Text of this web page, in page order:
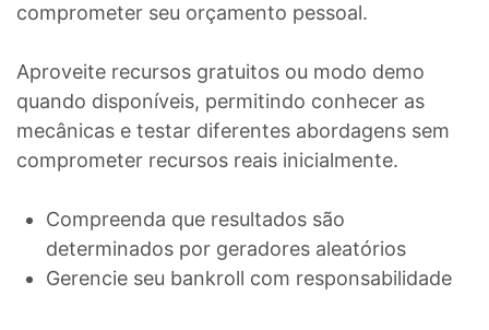
comprometer seu orçamento pessoal.
Aproveite recursos gratuitos ou modo demo
quando disponíveis, permitindo conhecer as
mecânicas e testar diferentes abordagens sem
comprometer recursos reais inicialmente.
Compreenda que resultados são
determinados por geradores aleatórios
Gerencie seu bankroll com responsabilidade